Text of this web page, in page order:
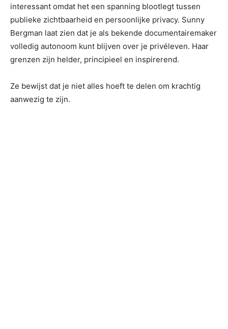
interessant omdat het een spanning blootlegt tussen
publieke zichtbaarheid en persoonlijke privacy. Sunny
Bergman laat zien dat je als bekende documentairemaker
volledig autonoom kunt blijven over je privéleven. Haar
grenzen zijn helder, principieel en inspirerend.
Ze bewijst dat je niet alles hoeft te delen om krachtig
aanwezig te zijn.